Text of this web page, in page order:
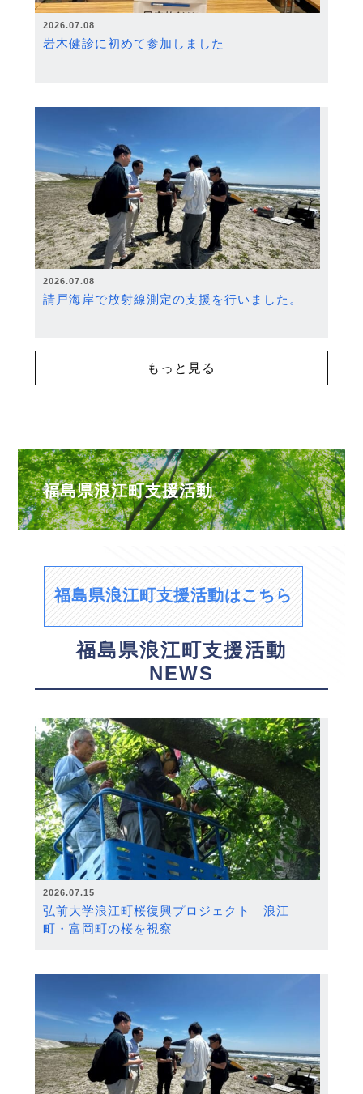
2026.07.08
岩木健診に初めて参加しました
2026.07.08
請戸海岸で放射線測定の支援を行いました。
もっと見る
福島県浪江町支援活動
福島県浪江町支援活動はこちら
福島県浪江町支援活動
NEWS
2026.07.15
弘前大学浪江町桜復興プロジェクト 浪江
町・富岡町の桜を視察